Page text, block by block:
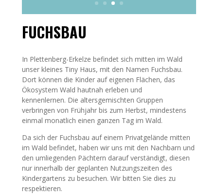
FUCHSBAU
In Plettenberg-Erkelze befindet sich mitten im Wald
unser kleines Tiny Haus, mit den Namen Fuchsbau.
Dort können die Kinder auf eigenen Flächen, das
Ökosystem Wald hautnah erleben und
kennenlernen. Die altersgemischten Gruppen
verbringen von Frühjahr bis zum Herbst, mindestens
einmal monatlich einen ganzen Tag im Wald.
Da sich der Fuchsbau auf einem Privatgelände mitten
im Wald befindet, haben wir uns mit den Nachbarn und
den umliegenden Pächtern darauf verständigt, diesen
nur innerhalb der geplanten Nutzungszeiten des
Kindergartens zu besuchen. Wir bitten Sie dies zu
respektieren.